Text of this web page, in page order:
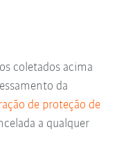
coletados acima
da
de proteção de
a qualquer